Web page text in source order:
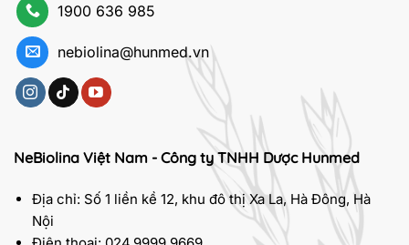
1900 636 985
nebiolina@hunmed.vn
NeBiolina Việt Nam - Công ty TNHH Dược Hunmed
Địa chỉ: Số 1 liền kề 12, khu đô thị Xa La, Hà Đông, Hà
Nội